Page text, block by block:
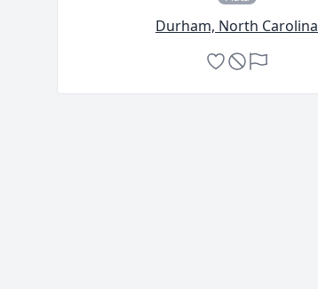
Durham, North Carolina